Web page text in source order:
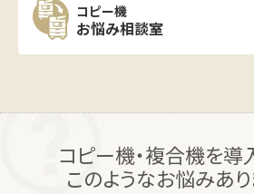
コピー機
お悩み相談室
コピー機・複合機を導
このようなお悩みあ